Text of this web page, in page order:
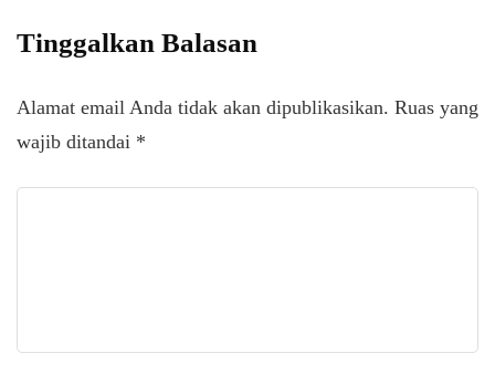
Tinggalkan Balasan
Alamat email Anda tidak akan dipublikasikan. Ruas yang
wajib ditandai *